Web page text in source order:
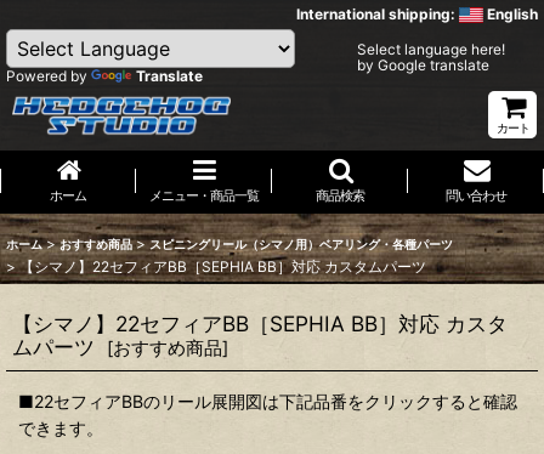
International shipping: English
Powered by Translate
Select language here!
by Google translate
カート
ホーム メニュー・商品一覧 商品検索 問い合わせ
ホーム > おすすめ商品 > スピニングリール（シマノ用）ベアリング・各種パーツ
> 【シマノ】22セフィアBB［SEPHIA BB］対応 カスタムパーツ
【シマノ】22セフィアBB［SEPHIA BB］対応 カスタ
ムパーツ
[おすすめ商品]
■22セフィアBBのリール展開図は下記品番をクリックすると確認
できます。